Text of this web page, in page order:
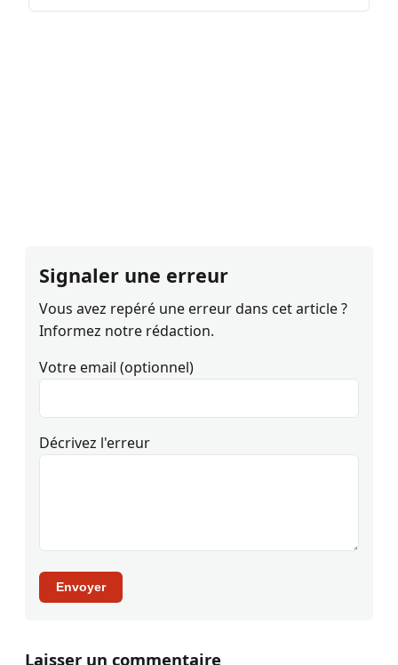
Signaler une erreur
Vous avez repéré une erreur dans cet article ?
Informez notre rédaction.
Votre email (optionnel)
Décrivez l'erreur
Envoyer
Laisser un commentaire